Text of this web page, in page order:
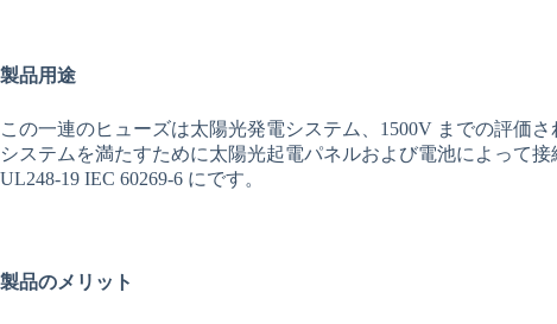
製品用途
この一連のヒューズは太陽光発電システム、1500V までの評価
システムを満たすために太陽光起電パネルおよび電池によって
UL248-19 IEC 60269-6 にです。
製品のメリット